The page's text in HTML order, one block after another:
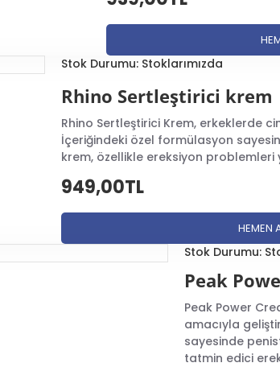
kullanımından kaynaklanan potansiyel
etkisi yaratarak kan akışını
doğru dozajdakullanılmasını sağlamak ve
sağlık profesyoneline danışarak, olası
Stok Durumu: Stoklarımızda
Rhino Sertleştirici krem
Rhino Sertleştirici Krem, erkeklerde
İçeriğindeki özel formülasyon
krem, özellikle ereksiyon
949,00TL
HEMEN
Stok Durumu:
Peak
Peak Power
amacıyla
sayesinde
tatmin edici